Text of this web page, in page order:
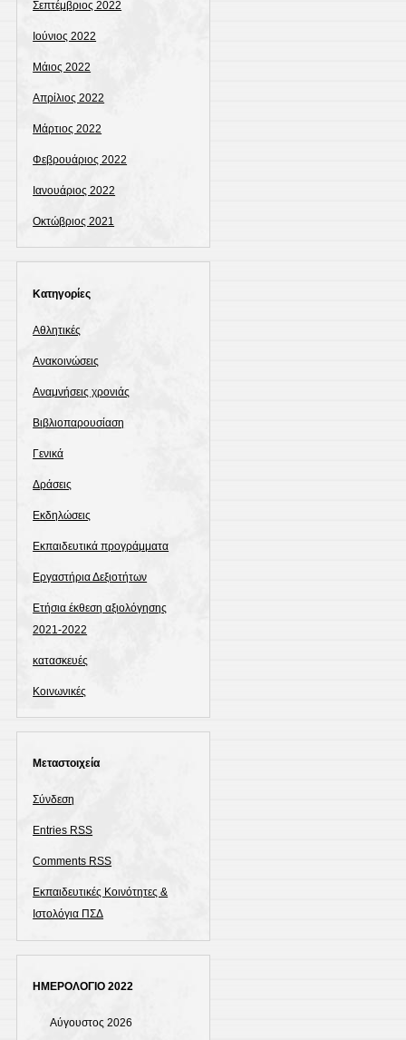
Σεπτέμβριος 2022
Ιούνιος 2022
Μάιος 2022
Απρίλιος 2022
Μάρτιος 2022
Φεβρουάριος 2022
Ιανουάριος 2022
Οκτώβριος 2021
Kατηγορίες
Αθλητικές
Ανακοινώσεις
Αναμνήσεις χρονιάς
Βιβλιοπαρουσίαση
Γενικά
Δράσεις
Εκδηλώσεις
Εκπαιδευτικά προγράμματα
Εργαστήρια Δεξιοτήτων
Ετήσια έκθεση αξιολόγησης
2021-2022
κατασκευές
Κοινωνικές
Μεταστοιχεία
Σύνδεση
Entries RSS
Comments RSS
Εκπαιδευτικές Κοινότητες &
Ιστολόγια ΠΣΔ
ΗΜΕΡΟΛΟΓΙΟ 2022
Αύγουστος 2026